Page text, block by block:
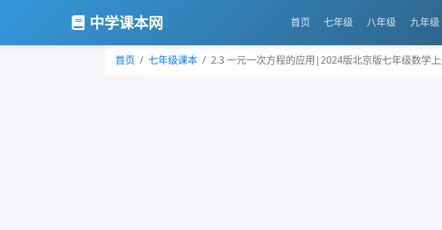
中学课本网 首页 七年级 八年级 九年级
首页 七年级课本 2.3 一元一次方程的应用|2024版北京版七年级数学